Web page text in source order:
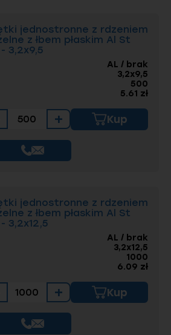
z takich materiałów,
odporność na działanie
w tym przede
Stąd też nity zrywalne
często używa się w pracach
mogą być wykonane
materiału. Najczęściej
prac wykorzytuje się nity
stali nierdzewnej
Powszechnie używane
aluminiowo-stalowe
przez nas prac.
konstrukcji w środowisku
najlepiej wybrać nity
ze stali nierdzewnej, które
W ofercie firmy ELGO
oferta nitów zrywanych
w w wersjach z łbem:
płaskim (Cu/St, Al/A2, Al/Al,
płaskim powiększonym
jednostronne z rdzeniem
z łbem płaskim Al St
3,2x9,5
AL / brak
3,2x9,5
500
5.61 zł
+ Kup
jednostronne z rdzeniem
z łbem płaskim Al St
3,2x12,5
AL / brak
3,2x12,5
1000
6.09 zł
+ Kup